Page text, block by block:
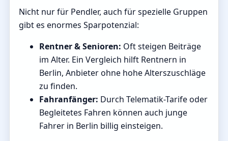
Nicht nur für Pendler, auch für spezielle Gruppen
gibt es enormes Sparpotenzial:
Rentner & Senioren: Oft steigen Beiträge
im Alter. Ein Vergleich hilft Rentnern in
Berlin, Anbieter ohne hohe Alterszuschläge
zu finden.
Fahranfänger: Durch Telematik-Tarife oder
Begleitetes Fahren können auch junge
Fahrer in Berlin billig einsteigen.